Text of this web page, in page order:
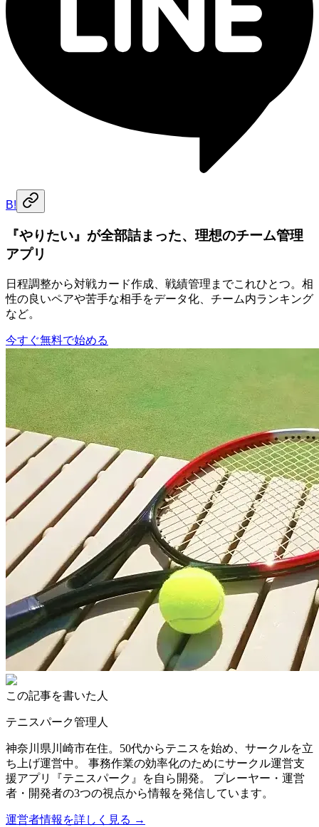
B!
『やりたい』が全部詰まった、理想のチーム管理
アプリ
日程調整から対戦カード作成、戦績管理までこれひとつ。相
性の良いペアや苦手な相手をデータ化、チーム内ランキング
など。
今すぐ無料で始める
この記事を書いた人
テニスパーク管理人
神奈川県川崎市在住。50代からテニスを始め、サークルを立
ち上げ運営中。 事務作業の効率化のためにサークル運営支
援アプリ『テニスパーク』を自ら開発。 プレーヤー・運営
者・開発者の3つの視点から情報を発信しています。
運営者情報を詳しく見る →